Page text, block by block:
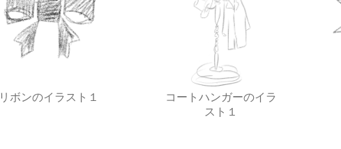
リボンのイラスト１
コートハンガーのイラ
スト１